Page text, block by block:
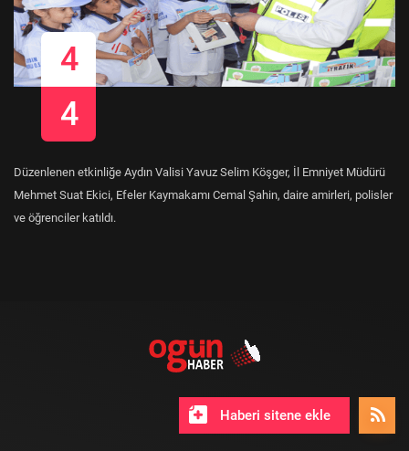
4
4
Düzenlenen etkinliğe Aydın Valisi Yavuz Selim Köşger, İl Emniyet Müdürü
Mehmet Suat Ekici, Efeler Kaymakamı Cemal Şahin, daire amirleri, polisler
ve öğrenciler katıldı.
Haberi sitene ekle